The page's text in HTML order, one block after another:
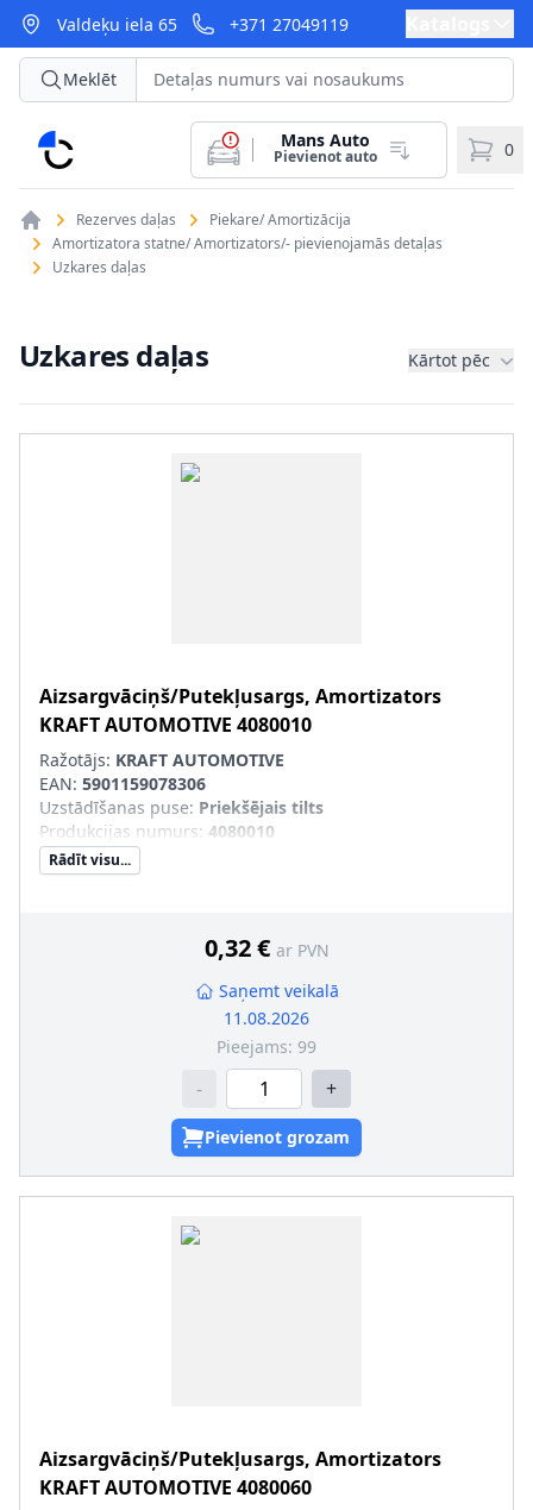
Valdeķu iela 65 +371 27049119
CarParts
Meklēt
Mans Auto
Pievienot auto 0
Rezerves daļas
Piekare/ Amortizācija
Amortizatora statne/ Amortizators/- pievienojamās detaļas
Uzkares daļas
Uzkares daļas Kārtot pēc
Aizsargvāciņš/Putekļusargs, Amortizators
KRAFT AUTOMOTIVE 4080010
Ražotājs: KRAFT AUTOMOTIVE
EAN: 5901159078306
Uzstādīšanas puse: Priekšējais tilts
Produkcijas numurs: 4080010
Rādīt visu...
0,32 € ar PVN
Saņemt veikalā
11.08.2026
Pieejams: 99
- +
Pievienot grozam
Aizsargvāciņš/Putekļusargs, Amortizators
KRAFT AUTOMOTIVE 4080060